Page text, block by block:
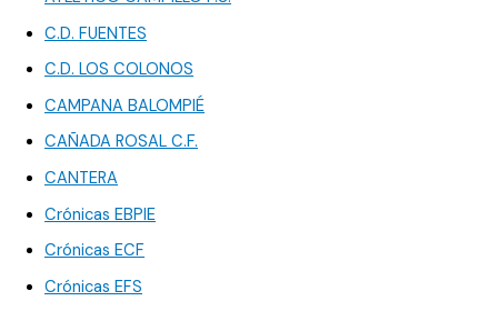
C.D. FUENTES
C.D. LOS COLONOS
CAMPANA BALOMPIÉ
CAÑADA ROSAL C.F.
CANTERA
Crónicas EBPIE
Crónicas ECF
Crónicas EFS